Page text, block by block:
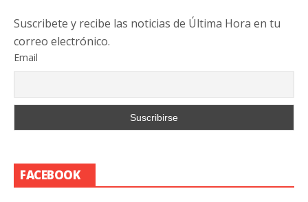
Suscribete y recibe las noticias de Última Hora en tu
correo electrónico.
Email
FACEBOOK